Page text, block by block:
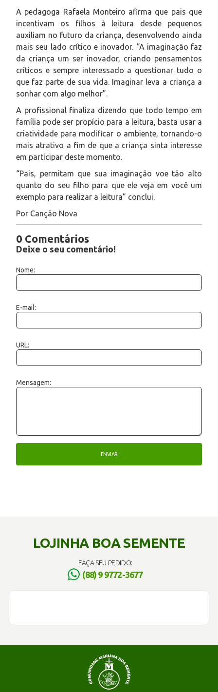
A pedagoga Rafaela Monteiro afirma que pais que
incentivam os filhos à leitura desde pequenos
auxiliam no futuro da criança, desenvolvendo ainda
mais seu lado crítico e inovador. “A imaginação faz
da criança um ser inovador, criando pensamentos
críticos e sempre interessado a questionar tudo o
que faz parte de sua vida. Imaginar leva a criança a
sonhar com algo melhor”.
A profissional finaliza dizendo que todo tempo em
família pode ser propício para a leitura, basta usar a
criatividade para modificar o ambiente, tornando-o
mais atrativo a fim de que a criança sinta interesse
em participar deste momento.
“Pais, permitam que sua imaginação voe tão alto
quanto do seu filho para que ele veja em você um
exemplo para realizar a leitura” conclui.
Por Canção Nova
0 Comentários
Deixe o seu comentário!
Nome:
E-mail:
URL:
Mensagem:
LOJINHA BOA SEMENTE
FAÇA SEU PEDIDO:
(88) 9 9772-3677